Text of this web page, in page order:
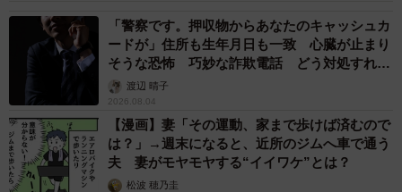
らかが行われ、手続きは完了です。
預金残高が少額の場合、簡易的な手続きで済むことや、通
常の口座解約の手続きが出来る場合もあります。
金融機関によって基準や手続き方法は異なりますので、あ
らかじめ確認しましょう。
「警察です。押収物からあなたのキャッシュカ
ードが」住所も生年月日も一致 心臓が止まり
そうな恐怖 巧妙な詐欺電話 どう対処すれ
ば…渡辺 晴子
2026.08.04
【漫画】妻「その運動、家まで歩けば済むので
は？」→週末になると、近所のジムへ車で通う
夫 妻がモヤモヤする“イイワケ”とは？
松波 穂乃圭